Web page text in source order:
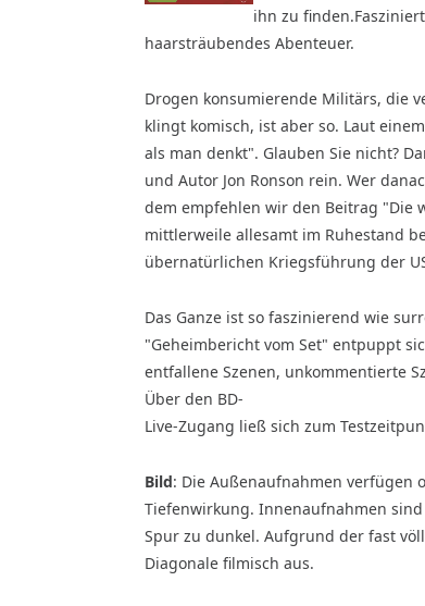
ihn zu finden.
haarsträubendes Abenteuer.
Drogen konsumierende Militärs, die
klingt komisch, ist aber so. Laut
als man denkt". Glauben Sie nicht?
und Autor Jon Ronson rein. Wer
dem empfehlen wir den Beitrag "Die
mittlerweile allesamt im Ruhestand
übernatürlichen Kriegsführung der
Das Ganze ist so faszinierend wie
"Geheimbericht vom Set" entpuppt
entfallene Szenen, unkommentierte
Über den BD-
Live-Zugang ließ sich zum
Bild: Die Außenaufnahmen verfügen
Tiefenwirkung. Innenaufnahmen
Spur zu dunkel. Aufgrund der fast
Diagonale filmisch aus.